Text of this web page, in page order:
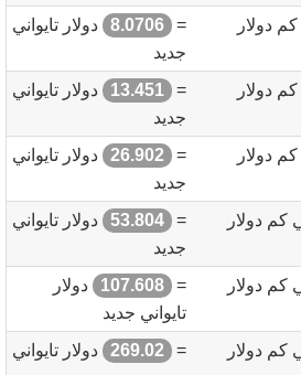
دولار
=
8.0706
دولار تايواني
جديد
دولار
=
13.451
دولار تايواني
جديد
دولار
=
26.902
دولار تايواني
جديد
دولار
=
53.804
دولار تايواني
جديد
دولار
=
107.608
دولار
تايواني جديد
دولار
=
269.02
دولار تايواني